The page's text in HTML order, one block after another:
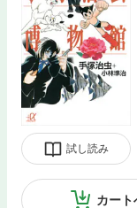
試し読み
カート